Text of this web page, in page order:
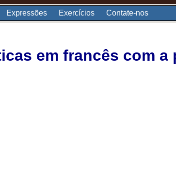
Expressões Exercícios Contate-nos
em francês com a